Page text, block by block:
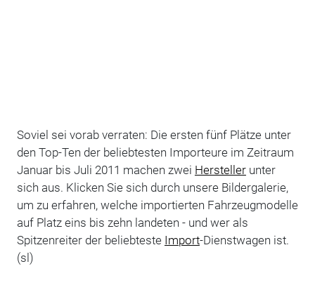
Soviel sei vorab verraten: Die ersten fünf Plätze unter
den Top-Ten der beliebtesten Importeure im Zeitraum
Januar bis Juli 2011 machen zwei Herstellerunter
sich aus. Klicken Sie sich durch unsere Bildergalerie,
um zu erfahren, welche importierten Fahrzeugmodelle
auf Platz eins bis zehn landeten - und wer als
Spitzenreiter der beliebteste Import-Dienstwagen ist.
(sl)